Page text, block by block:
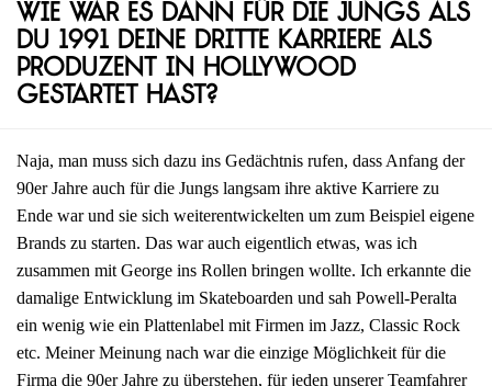
Wie war es dann für die Jungs als
du 1991 deine dritte Karriere als
Produzent in Hollywood
gestartet hast?
Naja, man muss sich dazu ins Gedächtnis rufen, dass Anfang der
90er Jahre auch für die Jungs langsam ihre aktive Karriere zu
Ende war und sie sich weiterentwickelten um zum Beispiel eigene
Brands zu starten. Das war auch eigentlich etwas, was ich
zusammen mit George ins Rollen bringen wollte. Ich erkannte die
damalige Entwicklung im Skateboarden und sah Powell-Peralta
ein wenig wie ein Plattenlabel mit Firmen im Jazz, Classic Rock
etc. Meiner Meinung nach war die einzige Möglichkeit für die
Firma die 90er Jahre zu überstehen, für jeden unserer Teamfahrer